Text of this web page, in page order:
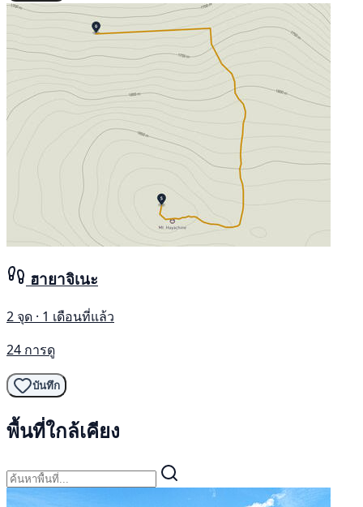
ฮายาจิเนะ
2 จุด · 1 เดือนที่แล้ว
24 การดู
บันทึก
พื้นที่ใกล้เคียง